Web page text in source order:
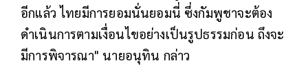
อีกแล้ว ไทยมีการยอมนั่นยอมนี่ ซึ่งกัมพูชาจะต้อง
ดำเนินการตามเงื่อนไขอย่างเป็นรูปธรรมก่อน ถึงจะ
มีการพิจารณา" นายอนุทิน กล่าว